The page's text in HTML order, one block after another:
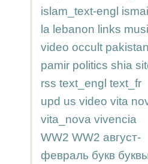
islam_text-engl
la lebanon links
video occult pakistan
pamir politics shia
rss text_engl text_fr
upd us video vita
vita_nova vivencia
WW2 WW2 август-
февраль букв